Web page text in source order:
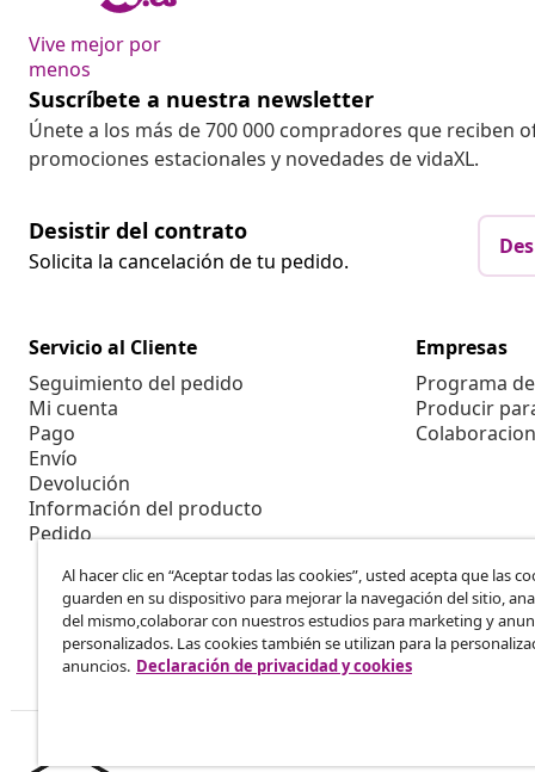
Vive mejor por
menos
Suscríbete a nuestra newsletter
Únete a los más de 700 000 compradores que reciben
promociones estacionales y novedades de vidaXL.
Desistir del contrato
Solicita la cancelación de tu pedido.
Servicio al Cliente
Seguimiento del pedido
Mi cuenta
Pago
Envío
Devolución
Información del producto
Pedido
Empresas
Programa
Producir
Al hacer clic en “Aceptar todas las cookies”, usted acepta que las
guarden en su dispositivo para mejorar la navegación del sitio,
del mismo,colaborar con nuestros estudios para marketing y
personalizados. Las cookies también se utilizan para la
anuncios. Declaración de privacidad y cookies